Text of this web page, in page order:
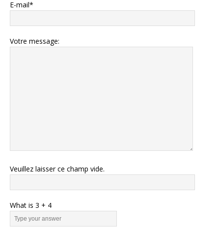
E-mail*
Votre message:
Veuillez laisser ce champ vide.
What is 3 + 4